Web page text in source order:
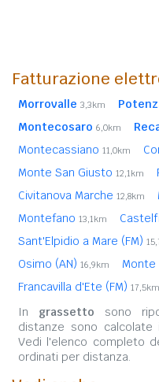
Fatturazione
Morrovalle 3,3km
Montecosaro 6,0km
Montecassiano 11,0km
Monte San Giusto 12,1km
Civitanova Marche 12,8km
Montefano 13,1km
Sant'Elpidio a Mare (FM)
Osimo (AN) 16,9km Monte
Francavilla d'Ete (FM) 17,5km
In grassetto sono
distanze sono calcolate
Vedi l'elenco completo
ordinati per distanza.